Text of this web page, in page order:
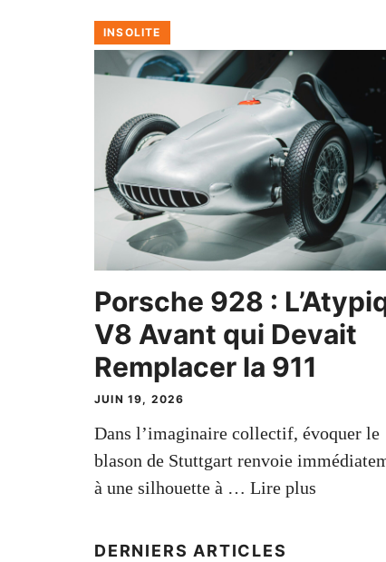
INSOLITE
Porsche 928 :
V8 Avant qui Devait
Remplacer la 911
JUIN 19, 2026
Dans l’imaginaire collectif, évoquer le
blason de Stuttgart renvoie
à une silhouette à … Lire plus
DERNIERS ARTICLES